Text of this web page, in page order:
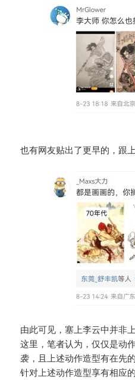
也有网友贴出了更早的，跟
由此可见，塞上李云中并非
这里，笔者认为，仅仅是动
袭，且上述动作造型有在先
针对上述动作造型享有相应